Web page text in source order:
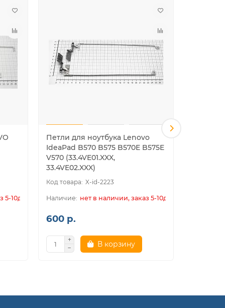
5-10дн.
Петли для ноутбука Lenovo
IdeaPad B570 B575 B570E B575E
V570 (33.4VE01.XXX,
33.4VE02.XXX)
X-id-2223
нет в наличии, заказ 5-10дн.
600 р.
В корзину